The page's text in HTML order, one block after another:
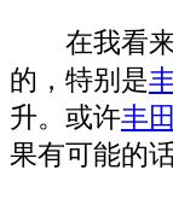
在我看来
的，特别是
升。或许丰田
果有可能的